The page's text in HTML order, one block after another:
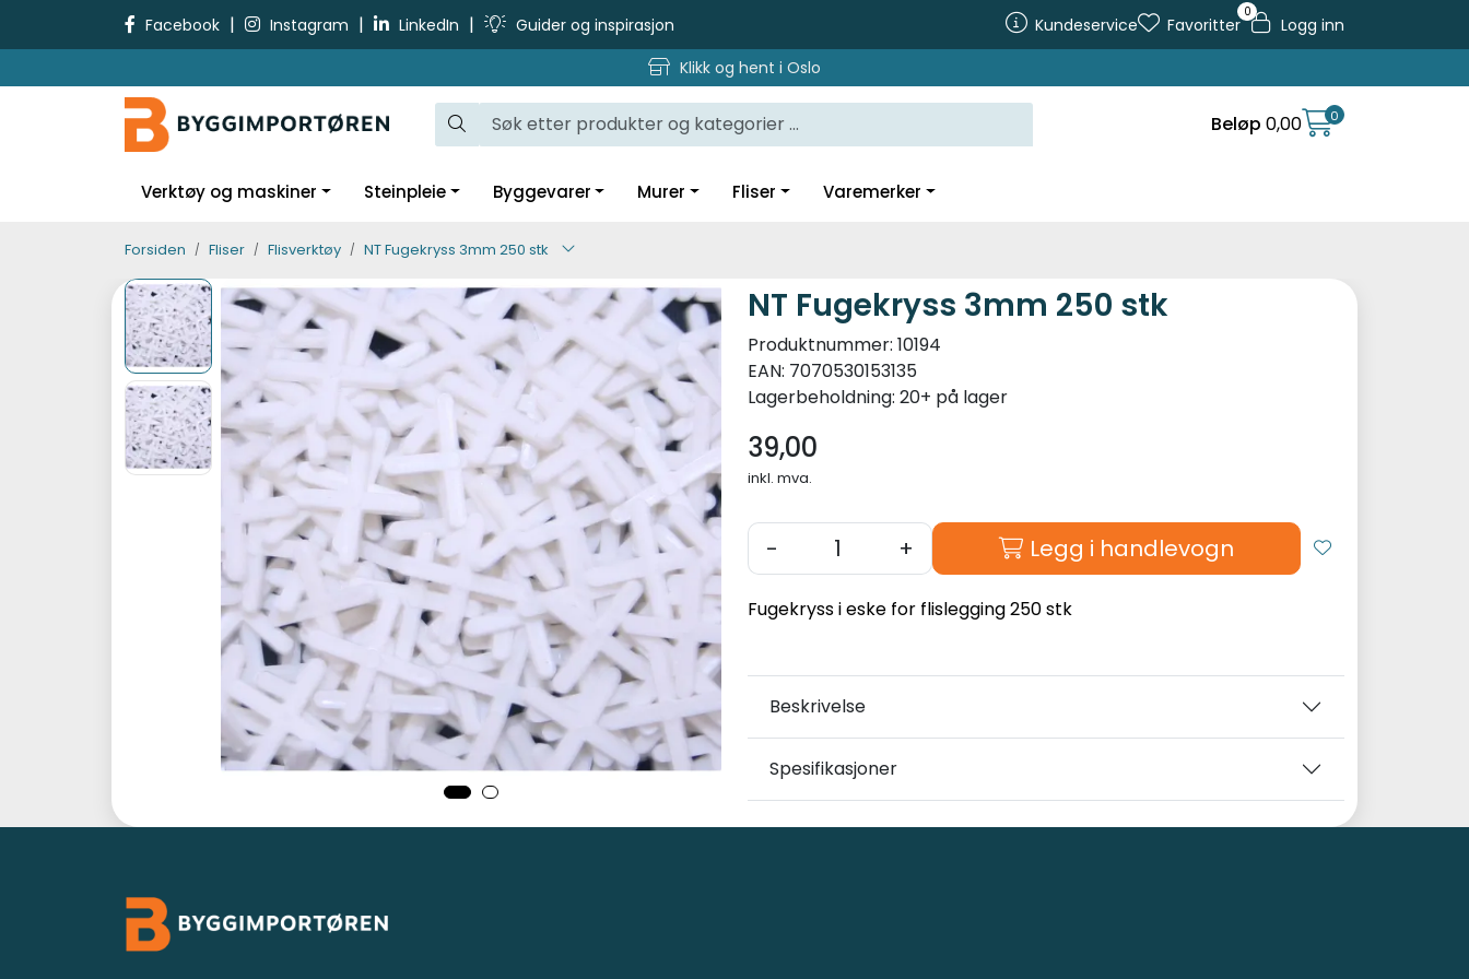
Skip to main content
Facebook | Instagram | LinkedIn | Guider og inspirasjon Kundeservice
0
Favoritter
Logg inn
Klikk og hent i Oslo
Beløp 0,00 0
Verktøy og maskiner Steinpleie Byggevarer Murer Fliser Varemerker
Forsiden Fliser Flisverktøy NT Fugekryss 3mm 250 stk
NT Fugekryss 3mm 250 stk
Produktnummer: 10194
EAN: 7070530153135
Lagerbeholdning: 20+ på lager
39,00
inkl. mva.
- + Legg i handlevogn
Fugekryss i eske for flislegging 250 stk
Beskrivelse
Spesifikasjoner